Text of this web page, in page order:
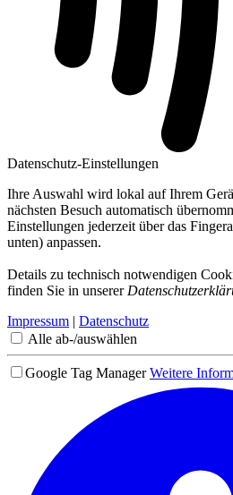
Datenschutz-Einstellungen
Ihre Auswahl wird lokal auf Ihrem
nächsten Besuch automatisch
Einstellungen jederzeit über das
unten) anpassen.
Details zu technisch notwendigen
finden Sie in unserer
Impressum | Datenschutz
Alle ab-/auswählen
Google Tag Manager Weitere